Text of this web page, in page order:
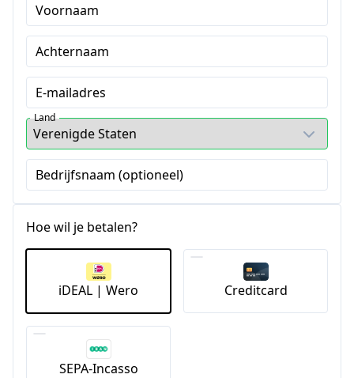
Voornaam
Achternaam
E-mailadres
Land
Bedrijfsnaam (optioneel)
Hoe wil je betalen?
iDEAL | Wero Creditcard
SEPA-Incasso